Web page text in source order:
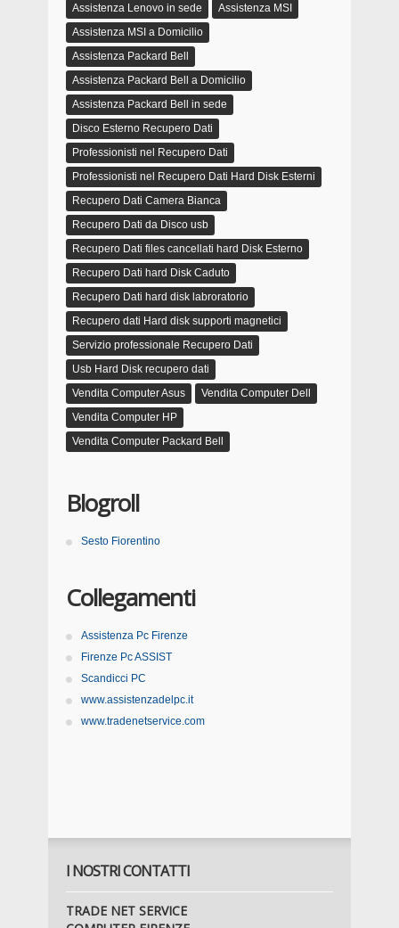
Assistenza Lenovo in sede
Assistenza MSI
Assistenza MSI a Domicilio
Assistenza Packard Bell
Assistenza Packard Bell a Domicilio
Assistenza Packard Bell in sede
Disco Esterno Recupero Dati
Professionisti nel Recupero Dati
Professionisti nel Recupero Dati Hard Disk Esterni
Recupero Dati Camera Bianca
Recupero Dati da Disco usb
Recupero Dati files cancellati hard Disk Esterno
Recupero Dati hard Disk Caduto
Recupero Dati hard disk labroratorio
Recupero dati Hard disk supporti magnetici
Servizio professionale Recupero Dati
Usb Hard Disk recupero dati
Vendita Computer Asus
Vendita Computer Dell
Vendita Computer HP
Vendita Computer Packard Bell
Blogroll
Sesto Fiorentino
Collegamenti
Assistenza Pc Firenze
Firenze Pc ASSIST
Scandicci PC
www.assistenzadelpc.it
www.tradenetservice.com
I NOSTRI CONTATTI
TRADE NET SERVICE